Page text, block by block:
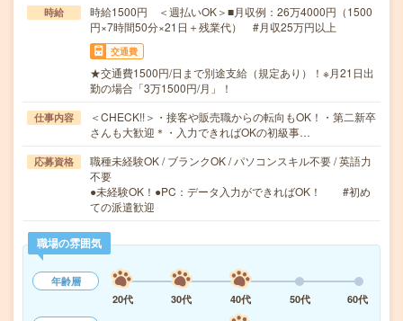
時給
時給1500円 ＜週払いOK＞■月収例：26万4000円（1500
円×7時間50分×21日＋残業代） #月収25万円以上
交通費
★交通費1500円/日まで別途支給（規定あり）！※月21日出
勤の場合「3万1500円/月」！
仕事内容
＜CHECK!!＞・接客や販売職からの転向もOK！・第二新卒
さんも大歓迎＊・入力できればOKの初級事…
応募資格
職種未経験OK / ブランクOK / パソコンスキル不要 / 英語力
不要
●未経験OK！●PC：データ入力ができればOK！ #初め
ての派遣歓迎
職場の雰囲気
年齢層
20代
30代 40代 50代
60代